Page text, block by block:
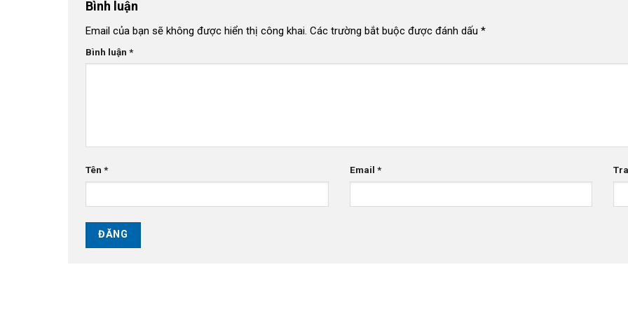
Bình luận
Email của bạn sẽ không được hiển thị công khai. Các trường bắt buộc được đánh dấu *
Bình luận *
Tên * Email *